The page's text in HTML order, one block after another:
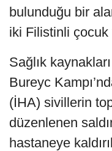
bulunduğu bir
iki Filistinli çocuk
Sağlık
Bureyc
(İHA) sivillerin
düzenlenen
hastaneye